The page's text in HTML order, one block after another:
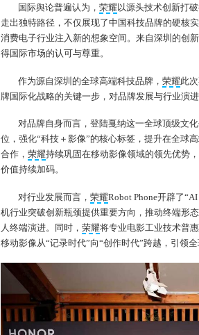
国际舆论普遍认为，荣耀 以源头技术创新打
走出独特路径，不仅展现了中国科技品牌的硬核
消费电子行业注入新的想象空间。来自深圳的创
得国际市场的认可与尊重。
作为源自深圳的全球高端科技品牌，荣耀此
牌国际化战略的关键一步，对品牌发展与行业演进
对品牌自身而言，登陆戛纳这一全球顶级文
位，强化“科技＋影像”的核心标签，提升在全球
合作， 荣耀持续巩固在移动影像领域的领先优势
价值持续加码。
对行业发展而言，荣耀Robot Phone开辟了
机行业突破创新瓶颈提供重要方向，推动终端形
人终端演进。同时， 荣耀将专业电影工业技术普
移动影像从“记录时代”向“创作时代”跨越，引领全